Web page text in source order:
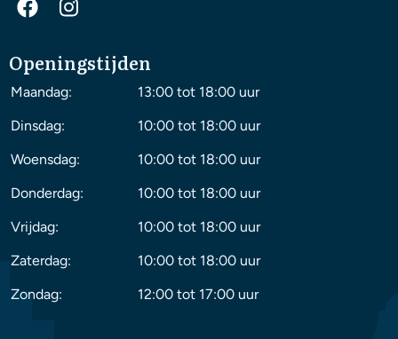
Openingstijden
Maandag:
13:00 tot 18:00 uur
Dinsdag:
10:00 tot 18:00 uur
Woensdag:
10:00 tot 18:00 uur
Donderdag:
10:00 tot 18:00 uur
Vrijdag:
10:00 tot 18:00 uur
Zaterdag:
10:00 tot 18:00 uur
Zondag:
12:00 tot 17:00 uur